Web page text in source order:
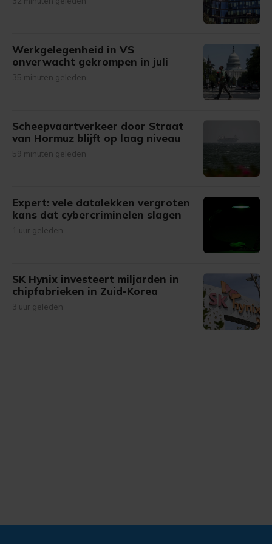
Werkgelegenheid in VS
onverwacht gekrompen in juli
35 minuten geleden
Scheepvaartverkeer door Straat
van Hormuz blijft op laag niveau
59 minuten geleden
Expert: vele datalekken vergroten
kans dat cybercriminelen slagen
1 uur geleden
SK Hynix investeert miljarden in
chipfabrieken in Zuid-Korea
3 uur geleden